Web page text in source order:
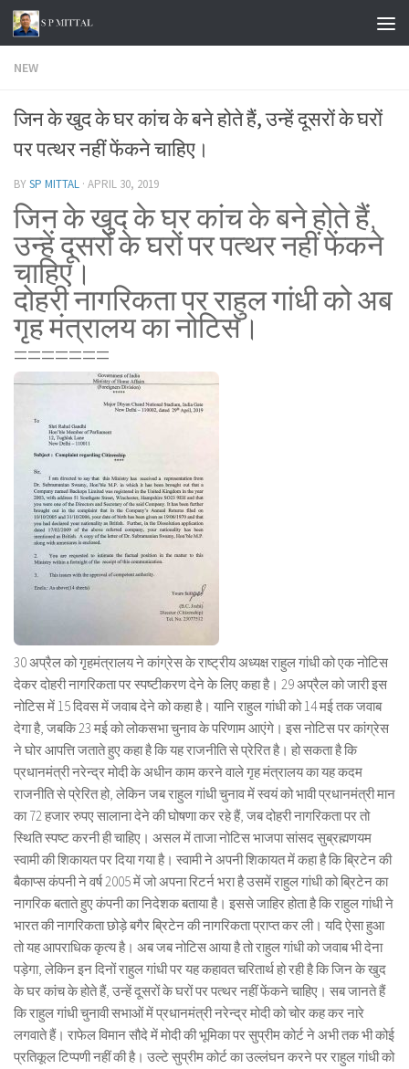
Skip to content
NEW
जिन के खुद के घर कांच के बने होते हैं, उन्हें दूसरों के घरों
पर पत्थर नहीं फेंकने चाहिए।
BYSP MITTAL · APRIL 30, 2019
जिन के खुद के घर कांच के बने होते हैं,
उन्हें दूसरों के घरों पर पत्थर नहीं फेंकने
चाहिए।
दोहरी नागरिकता पर राहुल गांधी को अब
गृह मंत्रालय का नोटिस।
=======
30 अप्रैल को गृहमंत्रालय ने कांग्रेस के राष्ट्रीय अध्यक्ष राहुल गांधी को एक नोटिस
देकर दोहरी नागरिकता पर स्पष्टीकरण देने के लिए कहा है। 29 अप्रैल को जारी इस
नोटिस में 15 दिवस में जवाब देने को कहा है। यानि राहुल गांधी को 14 मई तक जवाब
देगा है, जबकि 23 मई को लोकसभा चुनाव के परिणाम आएंगे। इस नोटिस पर कांग्रेस
ने घोर आपत्ति जताते हुए कहा है कि यह राजनीति से प्रेरित है। हो सकता है कि
प्रधानमंत्री नरेन्द्र मोदी के अधीन काम करने वाले गृह मंत्रालय का यह कदम
राजनीति से प्रेरित हो, लेकिन जब राहुल गांधी चुनाव में स्वयं को भावी प्रधानमंत्री मान
का 72 हजार रुपए सालाना देने की घोषणा कर रहे हैं, जब दोहरी नागरिकता पर तो
स्थिति स्पष्ट करनी ही चाहिए। असल में ताजा नोटिस भाजपा सांसद सुब्रह्मणयम
स्वामी की शिकायत पर दिया गया है। स्वामी ने अपनी शिकायत में कहा है कि ब्रिटेन की
बैकाप्स कंपनी ने वर्ष 2005 में जो अपना रिटर्न भरा है उसमें राहुल गांधी को ब्रिटेन का
नागरिक बताते हुए कंपनी का निदेशक बताया है। इससे जाहिर होता है कि राहुल गांधी ने
भारत की नागरिकता छोड़े बगैर ब्रिटेन की नागरिकता प्राप्त कर ली। यदि ऐसा हुआ
तो यह आपराधिक कृत्य है। अब जब नोटिस आया है तो राहुल गांधी को जवाब भी देना
पड़ेगा, लेकिन इन दिनों राहुल गांधी पर यह कहावत चरितार्थ हो रही है कि जिन के खुद
के घर कांच के होते हैं, उन्हें दूसरों के घरों पर पत्थर नहीं फेंकने चाहिए। सब जानते हैं
कि राहुल गांधी चुनावी सभाओं में प्रधानमंत्री नरेन्द्र मोदी को चोर कह कर नारे
लगवाते हैं। राफेल विमान सौदे में मोदी की भूमिका पर सुप्रीम कोर्ट ने अभी तक भी कोई
प्रतिकूल टिप्पणी नहीं की है। उल्टे सुप्रीम कोर्ट का उल्लंघन करने पर राहुल गांधी को